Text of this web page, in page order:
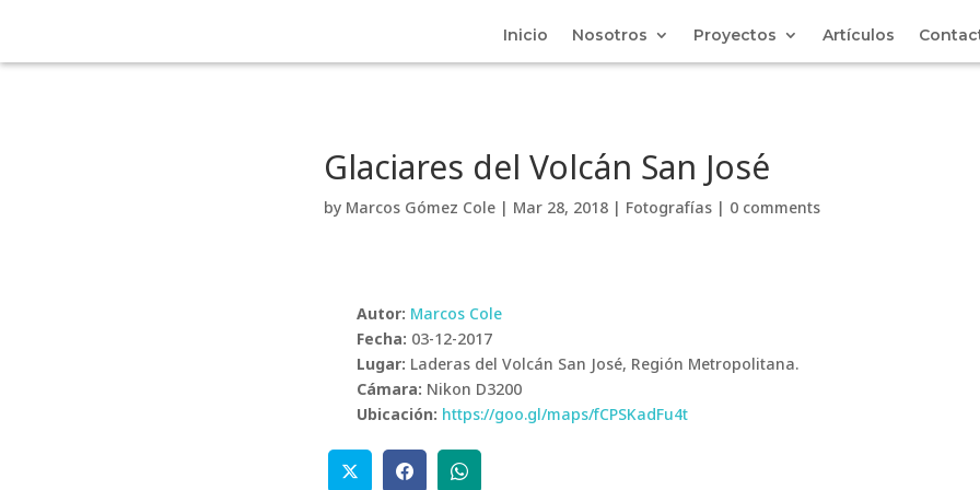
Inicio Nosotros Proyectos Artículos
Glaciares del Volcán San José
by Marcos Gómez Cole| Mar 28, 2018| Fotografías| 0 comments
Autor: Marcos Cole
Fecha: 03-12-2017
Lugar: Laderas del Volcán San José, Región Metropolitana.
Cámara: Nikon D3200
Ubicación: https://goo.gl/maps/fCPSKadFu4t